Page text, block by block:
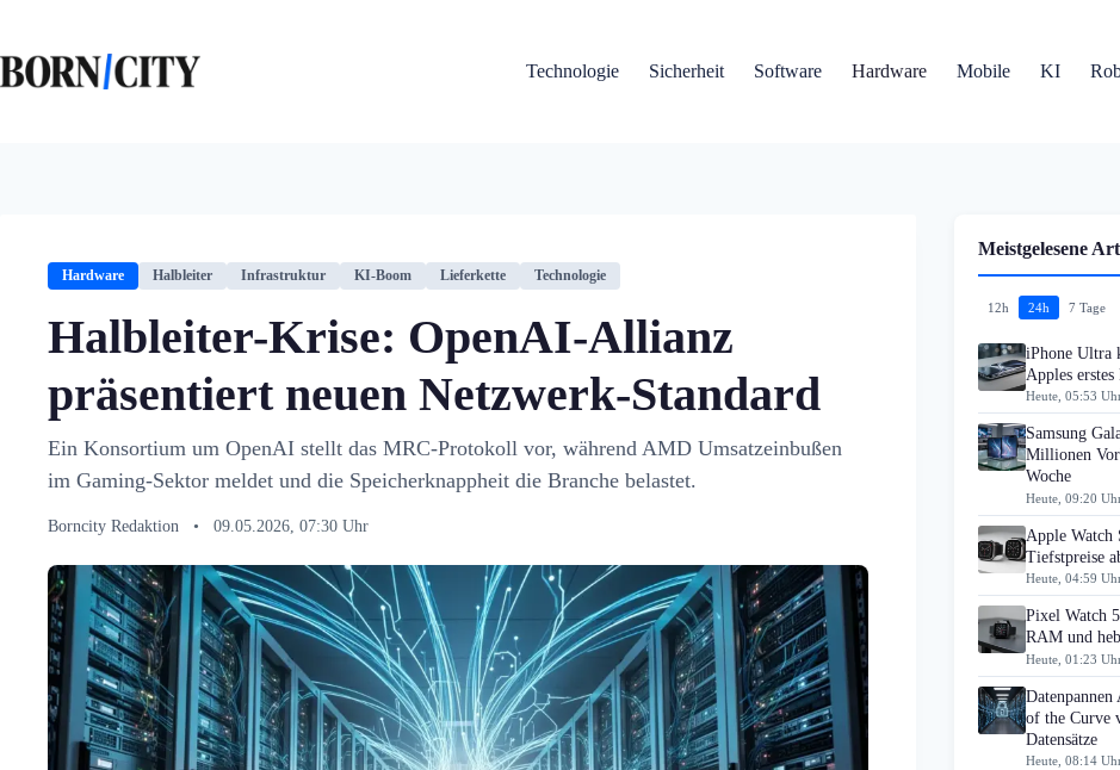
springen
Technologie
Sicherheit Software Hardware Mobile KI
Hardware Halbleiter Infrastruktur KI-Boom Lieferkette Technologie
Halbleiter-Krise: OpenAI-Allianz
präsentiert neuen Netzwerk-Standard
Ein Konsortium um OpenAI stellt das MRC-Protokoll vor, während AMD Umsatzeinbußen
im Gaming-Sektor meldet und die Speicherknappheit die Branche belastet.
Borncity Redaktion • 09.05.2026, 07:30 Uhr
Meistgelesene
12h 24h 7 Tage
iPhone Ultra
Apples
Heute, 05:53
Samsung
Millionen
Woche
Heute, 09:20
Apple Watch
Tiefstpreise
Heute, 04:59
Pixel Watch
RAM und
Heute, 01:23
of the Curve
Datensätze
Heute, 08:14